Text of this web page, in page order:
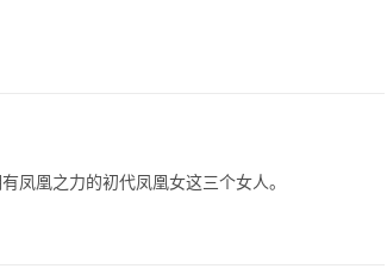
凤凰之力的初代凤凰女这三个女人。